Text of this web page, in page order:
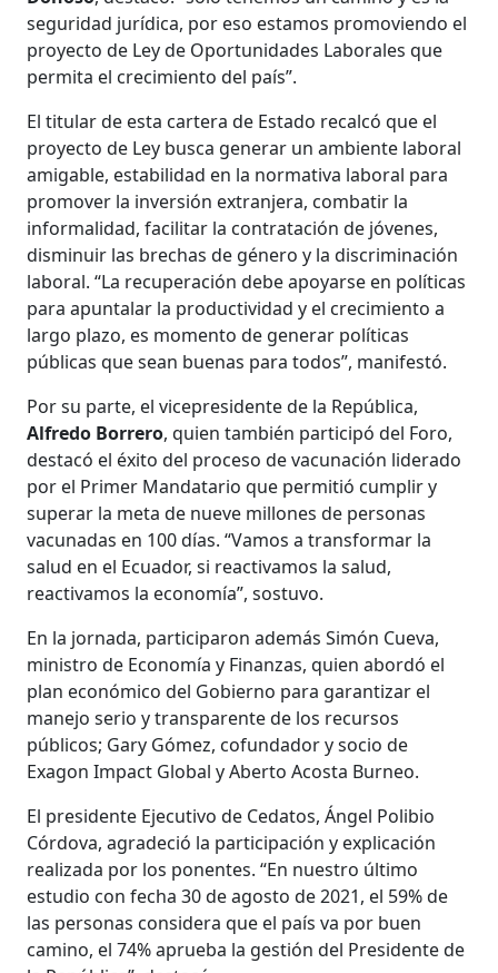
seguridad jurídica, por eso estamos promoviendo el
proyecto de Ley de Oportunidades Laborales que
permita el crecimiento del país”.
El titular de esta cartera de Estado recalcó que el
proyecto de Ley busca generar un ambiente laboral
amigable, estabilidad en la normativa laboral para
promover la inversión extranjera, combatir la
informalidad, facilitar la contratación de jóvenes,
disminuir las brechas de género y la discriminación
laboral. “La recuperación debe apoyarse en políticas
para apuntalar la productividad y el crecimiento a
largo plazo, es momento de generar políticas
públicas que sean buenas para todos”, manifestó.
Por su parte, el vicepresidente de la República,
Alfredo Borrero, quien también participó del Foro,
destacó el éxito del proceso de vacunación liderado
por el Primer Mandatario que permitió cumplir y
superar la meta de nueve millones de personas
vacunadas en 100 días. “Vamos a transformar la
salud en el Ecuador, si reactivamos la salud,
reactivamos la economía”, sostuvo.
En la jornada, participaron además Simón Cueva,
ministro de Economía y Finanzas, quien abordó el
plan económico del Gobierno para garantizar el
manejo serio y transparente de los recursos
públicos; Gary Gómez, cofundador y socio de
Exagon Impact Global y Aberto Acosta Burneo.
El presidente Ejecutivo de Cedatos, Ángel Polibio
Córdova, agradeció la participación y explicación
realizada por los ponentes. “En nuestro último
estudio con fecha 30 de agosto de 2021, el 59% de
las personas considera que el país va por buen
camino, el 74% aprueba la gestión del Presidente de